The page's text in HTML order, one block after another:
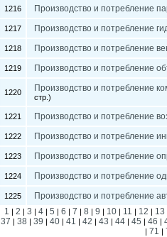
1216 Производство и потребление
1217 Производство и потребление
1218 Производство и потребление
1219 Производство и потребление
1220 Производство и потребление
стр.)
1221 Производство и потребление
1222 Производство и потребление
1223 Производство и потребление
1224 Производство и потребление
1225
Производство и потребление
1 |2 |3 |4 |5 |6 |7 |8 |9 | 10 | 11 | 12 | 13
37 |38 |39 |40 |41 |42 |43 |44 |45 |46 |
|71 |